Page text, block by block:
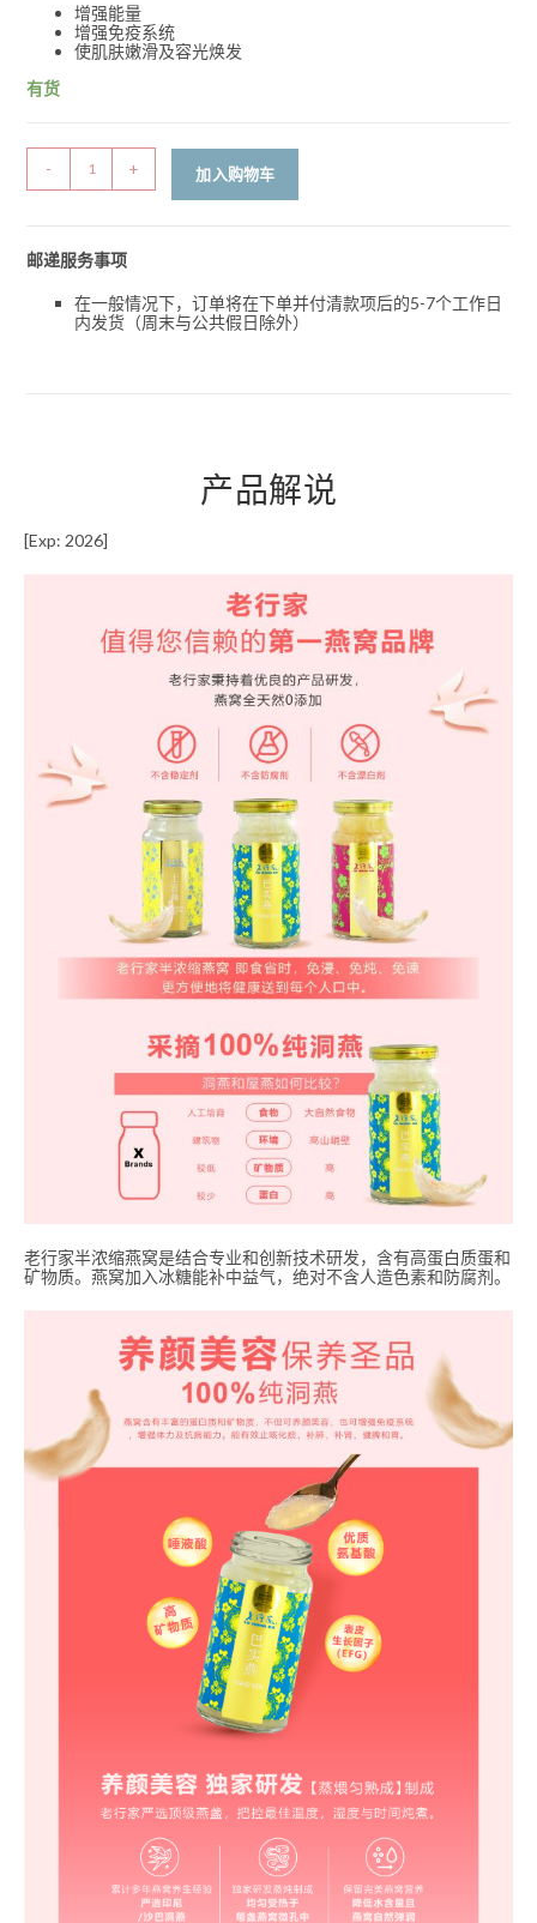
增强能量
增强免疫系统
使肌肤嫩滑及容光焕发
有货
- + 加入购物车
邮递服务事项
在一般情况下，订单将在下单并付清款项后的5-7个工作日
内发货（周末与公共假日除外）
产品解说
[Exp: 2026]
老行家半浓缩燕窝是结合专业和创新技术研发，含有高蛋白质蛋和
矿物质。燕窝加入冰糖能补中益气，绝对不含人造色素和防腐剂。